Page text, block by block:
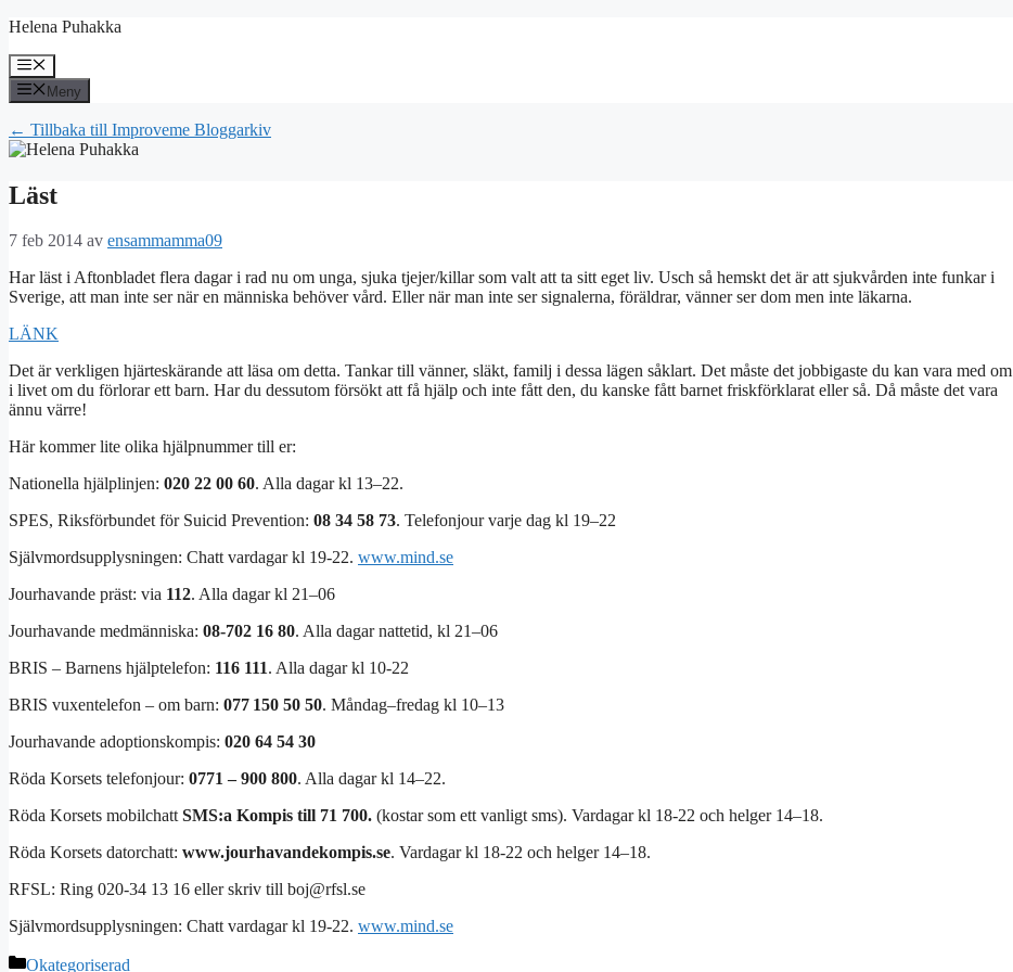
Hoppa
innehåll
Helena Puhakka
Meny
Meny
← Tillbaka till Improveme Bloggarkiv
Läst
7 feb 2014 av ensammamma09
Har läst i Aftonbladet flera dagar i rad nu om unga, sjuka tjejer/killar som valt att ta sitt eget liv. Usch så hemskt det är att sjukvården inte funkar i
Sverige, att man inte ser när en människa behöver vård. Eller när man inte ser signalerna, föräldrar, vänner ser dom men inte läkarna.
LÄNK
Det är verkligen hjärteskärande att läsa om detta. Tankar till vänner, släkt, familj i dessa lägen såklart. Det måste det jobbigaste du kan vara med om
i livet om du förlorar ett barn. Har du dessutom försökt att få hjälp och inte fått den, du kanske fått barnet friskförklarat eller så. Då måste det vara
ännu värre!
Här kommer lite olika hjälpnummer till er:
Nationella hjälplinjen: 020 22 00 60. Alla dagar kl 13–22.
SPES, Riksförbundet för Suicid Prevention: 08 34 58 73. Telefonjour varje dag kl 19–22
Självmordsupplysningen: Chatt vardagar kl 19-22. www.mind.se
Jourhavande präst: via 112. Alla dagar kl 21–06
Jourhavande medmänniska: 08-702 16 80. Alla dagar nattetid, kl 21–06
BRIS – Barnens hjälptelefon: 116 111. Alla dagar kl 10-22
BRIS vuxentelefon – om barn: 077 150 50 50. Måndag–fredag kl 10–13
Jourhavande adoptionskompis: 020 64 54 30
Röda Korsets telefonjour: 0771 – 900 800. Alla dagar kl 14–22.
Röda Korsets mobilchattSMS:a Kompis till 71 700. (kostar som ett vanligt sms). Vardagar kl 18-22 och helger 14–18.
Röda Korsets datorchatt: www.jourhavandekompis.se. Vardagar kl 18-22 och helger 14–18.
RFSL: Ring 020-34 13 16 eller skriv till boj@rfsl.se
Självmordsupplysningen: Chatt vardagar kl 19-22. www.mind.se
Kategorier
Okategoriserad